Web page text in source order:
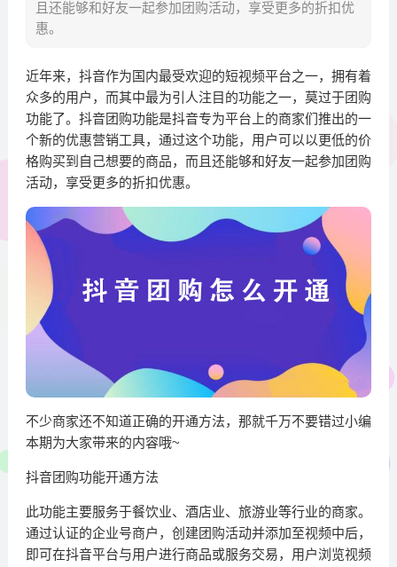
且还能够和好友一起参加团购活动，享受更多的折扣优
惠。
近年来，抖音作为国内最受欢迎的短视频平台之一，拥有着
众多的用户，而其中最为引人注目的功能之一，莫过于团购
功能了。抖音团购功能是抖音专为平台上的商家们推出的一
个新的优惠营销工具，通过这个功能，用户可以以更低的价
格购买到自己想要的商品，而且还能够和好友一起参加团购
活动，享受更多的折扣优惠。
不少商家还不知道正确的开通方法，那就千万不要错过小编
本期为大家带来的内容哦~
抖音团购功能开通方法
此功能主要服务于餐饮业、酒店业、旅游业等行业的商家。
通过认证的企业号商户，创建团购活动并添加至视频中后，
即可在抖音平台与用户进行商品或服务交易，用户浏览视频